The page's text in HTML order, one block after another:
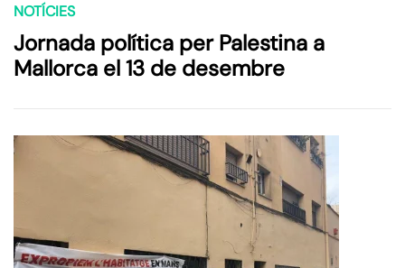
NOTÍCIES
Jornada política per Palestina a
Mallorca el 13 de desembre